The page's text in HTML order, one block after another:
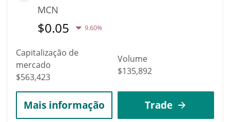
MCN
$0.05 9.60%
Capitalização de
mercado
$563,423
Volume
$135,892
Mais informação Trade